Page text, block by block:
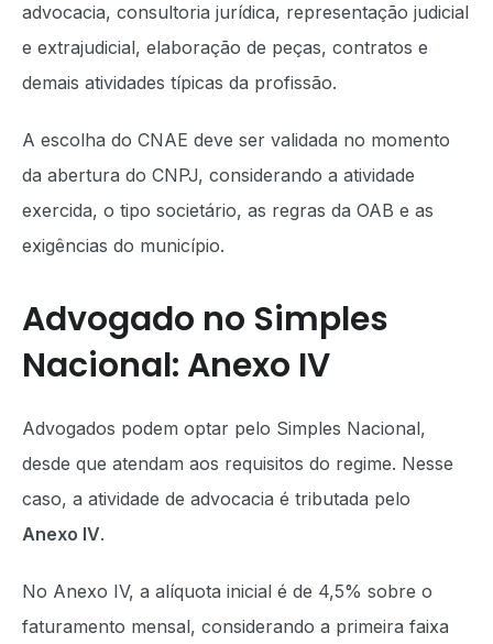
advocacia, consultoria jurídica, representação judicial
e extrajudicial, elaboração de peças, contratos e
demais atividades típicas da profissão.
A escolha do CNAE deve ser validada no momento
da abertura do CNPJ, considerando a atividade
exercida, o tipo societário, as regras da OAB e as
exigências do município.
Advogado no Simples
Nacional: Anexo IV
Advogados podem optar pelo Simples Nacional,
desde que atendam aos requisitos do regime. Nesse
caso, a atividade de advocacia é tributada pelo
Anexo IV.
No Anexo IV, a alíquota inicial é de 4,5% sobre o
faturamento mensal, considerando a primeira faixa